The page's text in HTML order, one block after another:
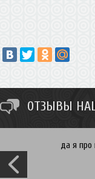
ОТЗЫВЫ
да я про